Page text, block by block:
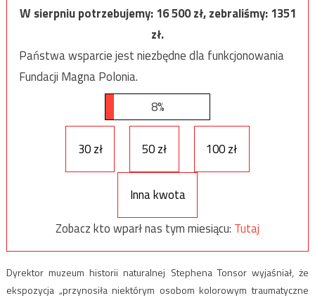
W sierpniu potrzebujemy:16 500zł, zebraliśmy:1351
zł.
Państwa wsparcie jest niezbędne dla funkcjonowania
Fundacji Magna Polonia.
8%
30 zł 50 zł 100 zł
Inna kwota
Zobacz kto wparł nas tym miesiącu: Tutaj
Dyrektor muzeum historii naturalnej Stephena Tonsor wyjaśniał, że
ekspozycja „przynosiła niektórym osobom kolorowym traumatyczne